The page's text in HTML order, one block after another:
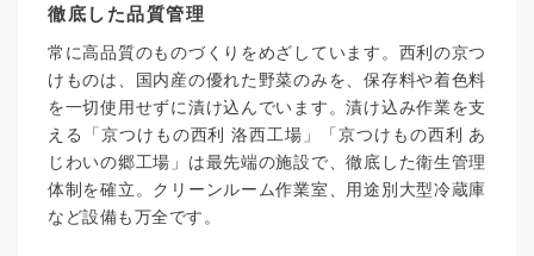
徹底した品質管理
常に高品質のものづくりをめざしています。西利の京つ
けものは、国内産の優れた野菜のみを、保存料や着色料
を一切使用せずに漬け込んでいます。漬け込み作業を支
える「京つけもの西利 洛西工場」「京つけもの西利 あ
じわいの郷工場」は最先端の施設で、徹底した衛生管理
体制を確立。クリーンルーム作業室、用途別大型冷蔵庫
など設備も万全です。